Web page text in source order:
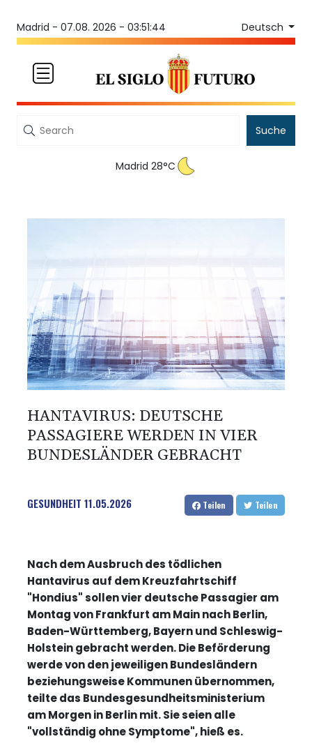
Madrid - 07.08. 2026 - 03:51:44 Deutsch
Suche
Madrid 28°C
HANTAVIRUS: DEUTSCHE
PASSAGIERE WERDEN IN VIER
BUNDESLÄNDER GEBRACHT
GESUNDHEIT 11.05.2026 Teilen Teilen
Nach dem Ausbruch des tödlichen
Hantavirus auf dem Kreuzfahrtschiff
"Hondius" sollen vier deutsche Passagier am
Montag von Frankfurt am Main nach Berlin,
Baden-Württemberg, Bayern und Schleswig-
Holstein gebracht werden. Die Beförderung
werde von den jeweiligen Bundesländern
beziehungsweise Kommunen übernommen,
teilte das Bundesgesundheitsministerium
am Morgen in Berlin mit. Sie seien alle
"vollständig ohne Symptome", hieß es.